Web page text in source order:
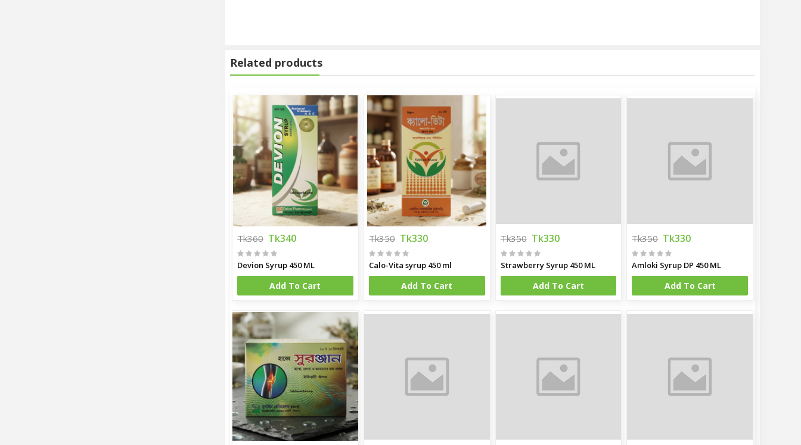
Related products
Tk360 Tk340
Devion Syrup 450 ML
Add To Cart
Tk350 Tk330
Calo-Vita syrup 450 ml
Add To Cart
Tk350 Tk330
Strawberry Syrup 450 ML
Add To Cart
Tk350 Tk330
Amloki Syrup DP 450 ML
Add To Cart